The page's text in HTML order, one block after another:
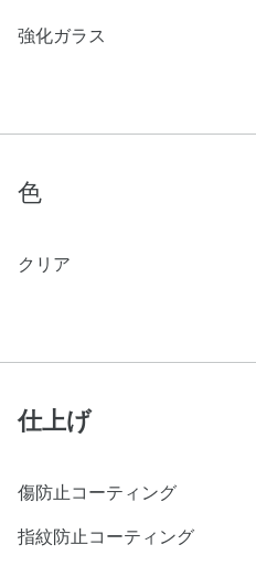
強化ガラス
色
クリア
仕上げ
傷防止コーティング
指紋防止コーティング